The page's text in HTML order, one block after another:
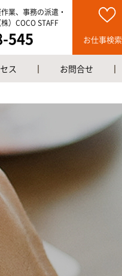
業、事務の派遣・
）COCO STAFF
545 お仕事検索
ス お問合せ